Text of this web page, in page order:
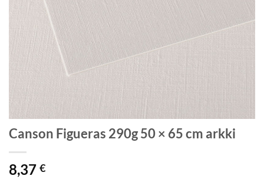
Canson Figueras 290g 50 × 65 cm arkki
8,37 €